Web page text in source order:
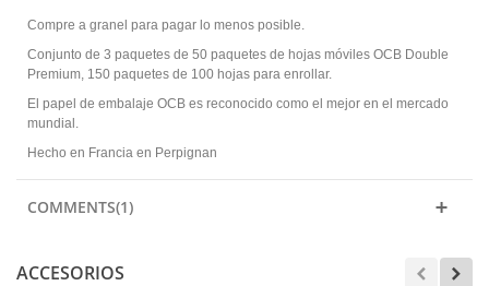
Compre a granel para pagar lo menos posible.
Conjunto de 3 paquetes de 50 paquetes de hojas móviles OCB Double
Premium, 150 paquetes de 100 hojas para enrollar.
El papel de embalaje OCB es reconocido como el mejor en el mercado
mundial.
Hecho en Francia en Perpignan
COMMENTS(1)
ACCESORIOS